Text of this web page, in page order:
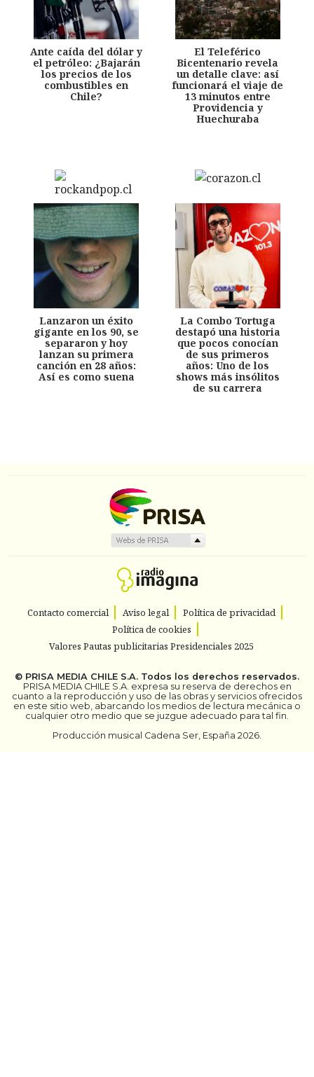
Ante caída del dólar y
el petróleo: ¿Bajarán
los precios de los
combustibles en
Chile?
El Teleférico
Bicentenario revela
un detalle clave: así
funcionará el viaje de
13 minutos entre
Providencia y
Huechuraba
Lanzaron un éxito
gigante en los 90, se
separaron y hoy
lanzan su primera
canción en 28 años:
Así es como suena
La Combo Tortuga
destapó una historia
que pocos conocían
de sus primeros
años: Uno de los
shows más insólitos
de su carrera
Contacto comercial Aviso legal
Política de privacidad
Política de cookies
Valores Pautas publicitarias Presidenciales 2025
© PRISA MEDIA CHILE S.A. Todos los derechos reservados.
PRISA MEDIA CHILE S.A. expresa su reserva de derechos en
cuanto a la reproducción y uso de las obras y servicios ofrecidos
en este sitio web, abarcando los medios de lectura mecánica o
cualquier otro medio que se juzgue adecuado para tal fin.
Producción musical Cadena Ser, España 2026.